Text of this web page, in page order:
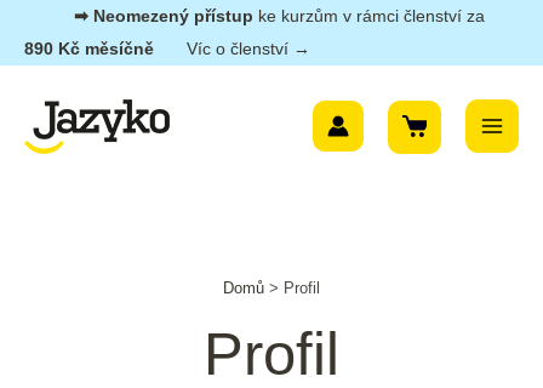
Přeskočit➡︎ Neomezený přístup ke kurzům v rámci členství za
890 Kč měsíčně
Víc o členství →
Menu
Domů > Profil
Profil